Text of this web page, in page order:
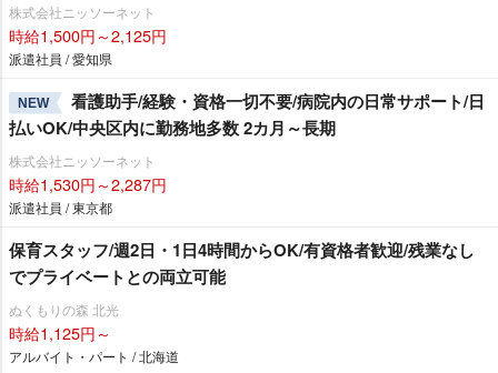
株式会社ニッソーネット
時給1,500円～2,125円
派遣社員 / 愛知県
NEW
看護助手/経験・資格一切不要/病院内の日常サポート/日
払いOK/中央区内に勤務地多数 2カ月～長期
株式会社ニッソーネット
時給1,530円～2,287円
派遣社員 / 東京都
保育スタッフ/週2日・1日4時間からOK/有資格者歓迎/残業なし
でプライベートとの両立可能
ぬくもりの森 北光
時給1,125円～
アルバイト・パート / 北海道